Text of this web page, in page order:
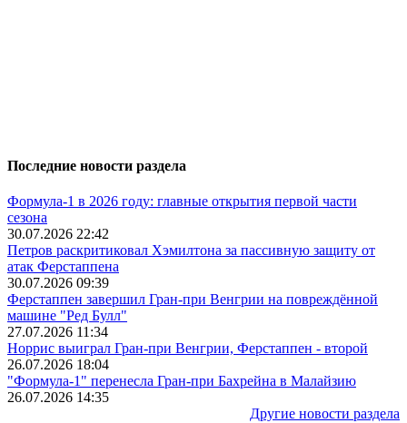
Последние новости раздела
Формула-1 в 2026 году: главные открытия первой части
сезона
30.07.2026 22:42
Петров раскритиковал Хэмилтона за пассивную защиту от
атак Ферстаппена
30.07.2026 09:39
Ферстаппен завершил Гран-при Венгрии на повреждённой
машине "Ред Булл"
27.07.2026 11:34
Норрис выиграл Гран-при Венгрии, Ферстаппен - второй
26.07.2026 18:04
"Формула-1" перенесла Гран-при Бахрейна в Малайзию
26.07.2026 14:35
Другие новости раздела